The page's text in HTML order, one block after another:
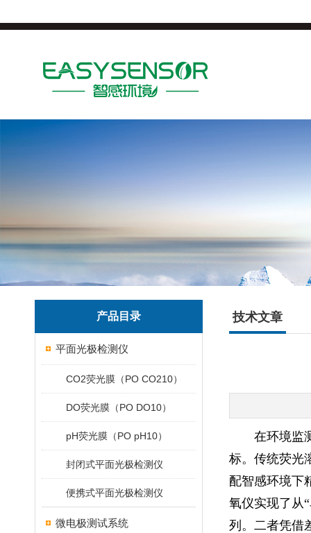
产品目录
平面光极检测仪
CO2荧光膜（PO CO210）
DO荧光膜（PO DO10）
pH荧光膜（PO pH10）
封闭式平面光极检测仪
便携式平面光极检测仪
微电极测试系统
技术文章
在环境监
标。传统荧光
配智感环境下
氧仪实现了从
列。二者凭借